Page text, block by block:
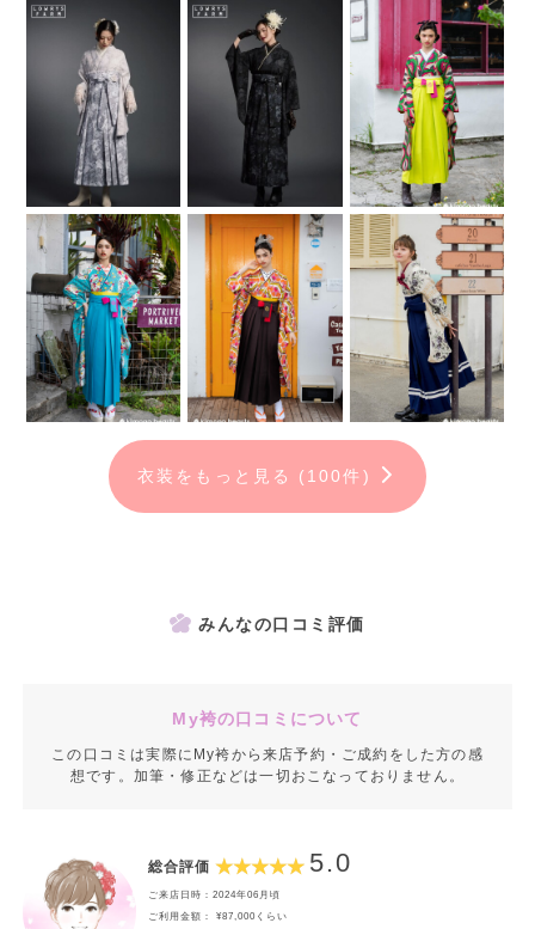
衣装をもっと見る (100件)
みんなの口コミ評価
My袴の口コミについて
この口コミは実際にMy袴から来店予約・ご成約をした方の感
想です。加筆・修正などは一切おこなっておりません。
総合評価 5.0
ご来店日時：2024年06月頃
ご利用金額： ¥87,000くらい